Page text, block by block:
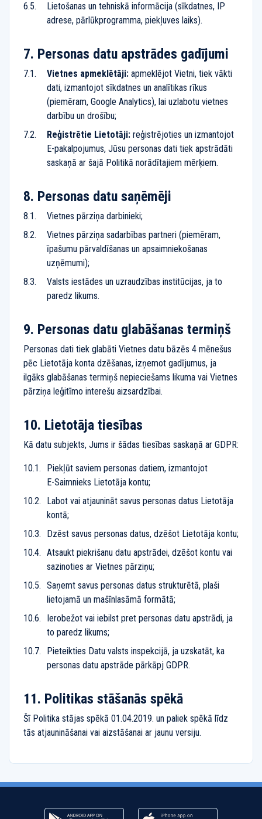
Lietošanas un tehniskā informācija (sīkdatnes, IP
adrese, pārlūkprogramma, piekļuves laiks).
Personas datu apstrādes gadījumi
Vietnes apmeklētāji: apmeklējot Vietni, tiek vākti
dati, izmantojot sīkdatnes un analītikas rīkus
(piemēram, Google Analytics), lai uzlabotu vietnes
darbību un drošību;
Reģistrētie Lietotāji: reģistrējoties un izmantojot
E-pakalpojumus, Jūsu personas dati tiek apstrādāti
saskaņā ar šajā Politikā norādītajiem mērķiem.
Personas datu saņēmēji
Vietnes pārziņa darbinieki;
Vietnes pārziņa sadarbības partneri (piemēram,
īpašumu pārvaldīšanas un apsaimniekošanas
uzņēmumi);
Valsts iestādes un uzraudzības institūcijas, ja to
paredz likums.
Personas datu glabāšanas termiņš
Personas dati tiek glabāti Vietnes datu bāzēs 4 mēnešus
pēc Lietotāja konta dzēšanas, izņemot gadījumus, ja
ilgāks glabāšanas termiņš nepieciešams likuma vai Vietnes
pārziņa leģitīmo interešu aizsardzībai.
Lietotāja tiesības
Kā datu subjekts, Jums ir šādas tiesības saskaņā ar GDPR:
Piekļūt saviem personas datiem, izmantojot
E-Saimnieks Lietotāja kontu;
Labot vai atjaunināt savus personas datus Lietotāja
kontā;
Dzēst savus personas datus, dzēšot Lietotāja kontu;
Atsaukt piekrišanu datu apstrādei, dzēšot kontu vai
sazinoties ar Vietnes pārziņu;
Saņemt savus personas datus strukturētā, plaši
lietojamā un mašīnlasāmā formātā;
Ierobežot vai iebilst pret personas datu apstrādi, ja
to paredz likums;
Pieteikties Datu valsts inspekcijā, ja uzskatāt, ka
personas datu apstrāde pārkāpj GDPR.
Politikas stāšanās spēkā
Šī Politika stājas spēkā 01.04.2019. un paliek spēkā līdz
tās atjaunināšanai vai aizstāšanai ar jaunu versiju.